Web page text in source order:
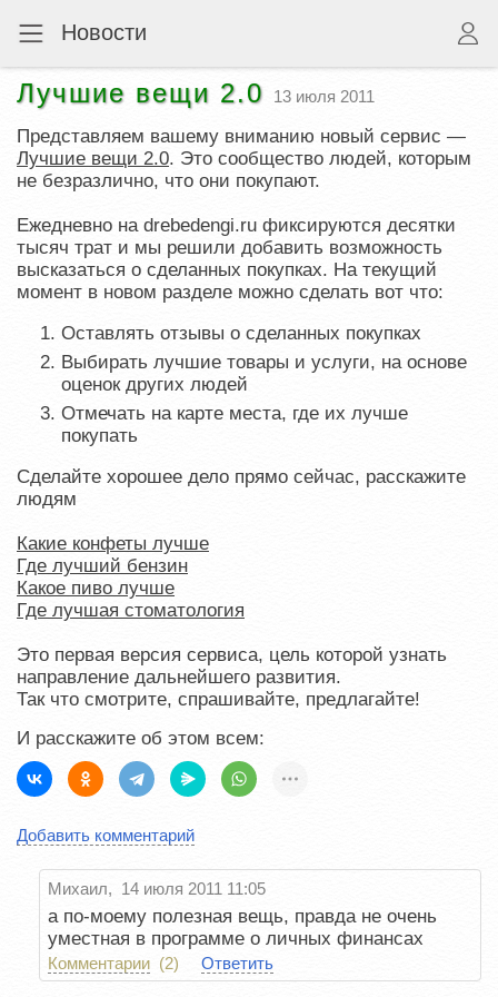
Новости
Лучшие вещи 2.0 13 июля 2011
Представляем вашему вниманию новый сервис —
Лучшие вещи 2.0. Это сообщество людей, которым
не безразлично, что они покупают.
Ежедневно на drebedengi.ru фиксируются десятки
тысяч трат и мы решили добавить возможность
высказаться о сделанных покупках. На текущий
момент в новом разделе можно сделать вот что:
Оставлять отзывы о сделанных покупках
Выбирать лучшие товары и услуги, на основе
оценок других людей
Отмечать на карте места, где их лучше
покупать
Сделайте хорошее дело прямо сейчас, расскажите
людям
Какие конфеты лучше
Где лучший бензин
Какое пиво лучше
Где лучшая стоматология
Это первая версия сервиса, цель которой узнать
направление дальнейшего развития.
Так что смотрите, спрашивайте, предлагайте!
И расскажите об этом всем:
Добавить комментарий
Михаил, 14 июля 2011 11:05
а по-моему полезная вещь, правда не очень
уместная в программе о личных финансах
Комментарии (2) Ответить